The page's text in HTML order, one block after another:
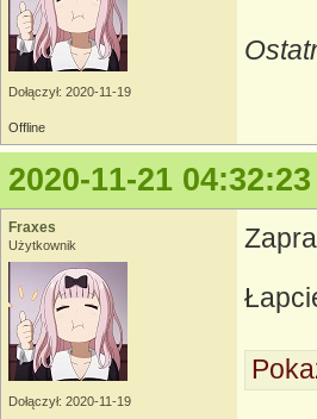
Dołączył: 2020-11-19
Offline
2020-11-21 04:32:23
Fraxes
Użytkownik
Dołączył: 2020-11-19